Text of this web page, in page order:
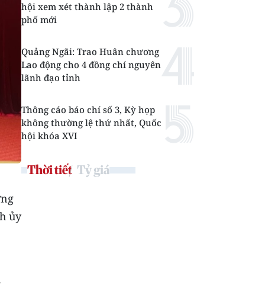
ủy
hội xem xét thành lập 2 thành
phố mới
Quảng Ngãi: Trao Huân chương
Lao động cho 4 đồng chí nguyên
lãnh đạo tỉnh
Thông cáo báo chí số 3, Kỳ họp
không thường lệ thứ nhất, Quốc
hội khóa XVI
Thời tiết Tỷ giá